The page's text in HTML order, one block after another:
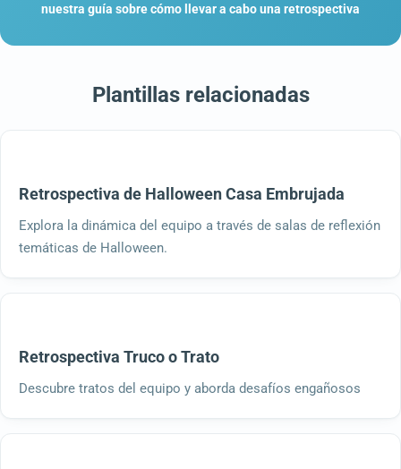
nuestra guía sobre cómo llevar a cabo una retrospectiva
Plantillas relacionadas
Retrospectiva de Halloween Casa Embrujada
Explora la dinámica del equipo a través de salas de reflexión
temáticas de Halloween.
Retrospectiva Truco o Trato
Descubre tratos del equipo y aborda desafíos engañosos